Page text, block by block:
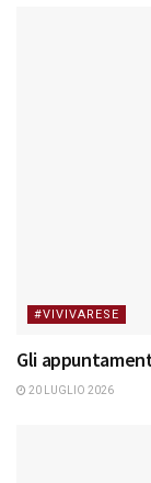
#VIVIVARESE
Gli
20 LUGLIO 2026